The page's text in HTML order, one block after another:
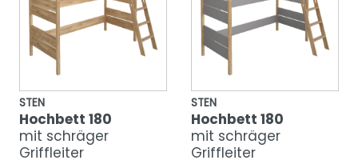
STEN
Hochbett 180
mit schräger
Griffleiter
STEN
Hochbett 180
mit schräger
Griffleiter